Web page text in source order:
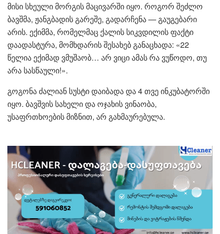
მისი სხეული მორგის მაცივარში იყო. როგორ შეძლო
ბავშმა, ჟანგბადის გარეშე, გადარჩენა — გაუგებარი
არის. ექიმმა, რომელმაც ქალის სიკვდილის ფაქტი
დაადასტურა, მომხდარის შესახებ განაცხადა: «22
წელია ექიმად ვმუშაობ… არ ვიცი ამას რა ვუწოდო, თუ
არა სასწაული!».
გოგონა ძალიან სუსტი დაიბადა და 4 თვე ინკუბატორში
იყო. ბავშვის სახელი და ოჯახის ვინაობა,
უსაფრთხოების მიზნით, არ გახმაურებულა.